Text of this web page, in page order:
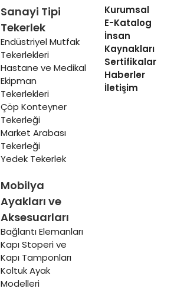
Sanayi Tipi
Tekerlek
Endüstriyel Mutfak
Tekerlekleri
Hastane ve Medikal
Ekipman
Tekerlekleri
Çöp Konteyner
Tekerleği
Market Arabası
Tekerleği
Yedek Tekerlek
Mobilya
Ayakları ve
Aksesuarları
Bağlantı Elemanları
Kapı Stoperi ve
Kapı Tamponları
Koltuk Ayak
Modelleri
Kurumsal
E-Katalog
İnsan
Kaynakları
Sertifikalar
Haberler
İletişim